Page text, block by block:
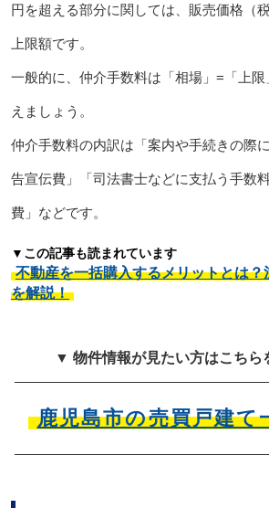
円を超える部分に関しては、販売価格（
上限額です。
一般的に、仲介手数料は「相場」=「上
えましょう。
仲介手数料の内訳は「案内や手続きの際
告宣伝費」「司法書士などに支払う手数
費」などです。
▼この記事も読まれています
不動産を一括購入するメリットとは？
を解説！
▼ 物件情報が見たい方はこちら
鹿児島市の売買戸建て